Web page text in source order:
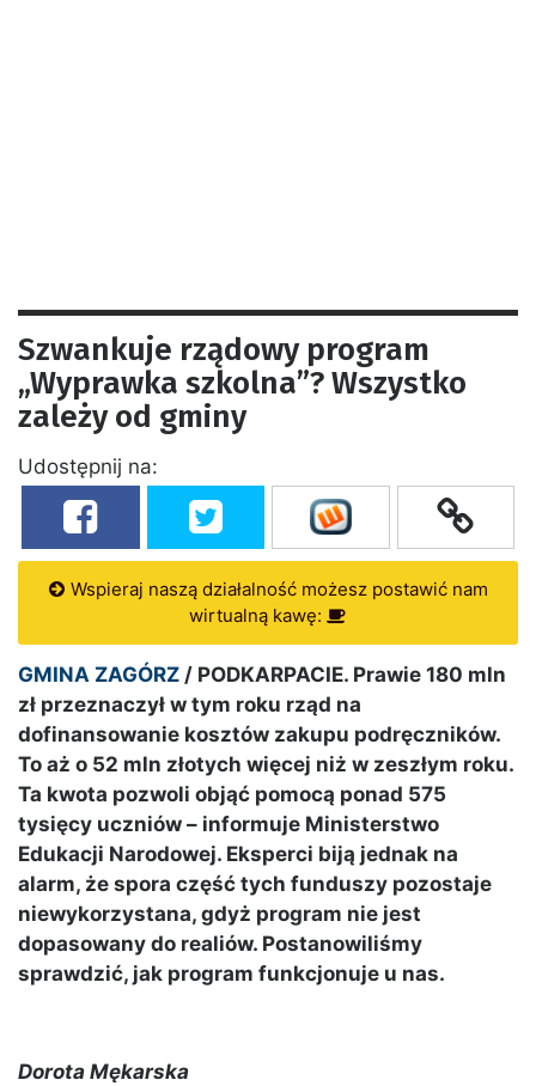
Szwankuje rządowy program
„Wyprawka szkolna”? Wszystko
zależy od gminy
Udostępnij na:
Wspieraj naszą działalność możesz postawić nam
wirtualną kawę:
GMINA ZAGÓRZ / PODKARPACIE. Prawie 180 mln
zł przeznaczył w tym roku rząd na
dofinansowanie kosztów zakupu podręczników.
To aż o 52 mln złotych więcej niż w zeszłym roku.
Ta kwota pozwoli objąć pomocą ponad 575
tysięcy uczniów – informuje Ministerstwo
Edukacji Narodowej. Eksperci biją jednak na
alarm, że spora część tych funduszy pozostaje
niewykorzystana, gdyż program nie jest
dopasowany do realiów. Postanowiliśmy
sprawdzić, jak program funkcjonuje u nas.
Dorota Mękarska